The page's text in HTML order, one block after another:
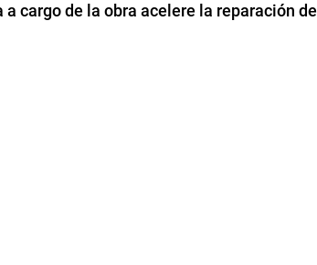
cargo de la obra acelere la reparación de